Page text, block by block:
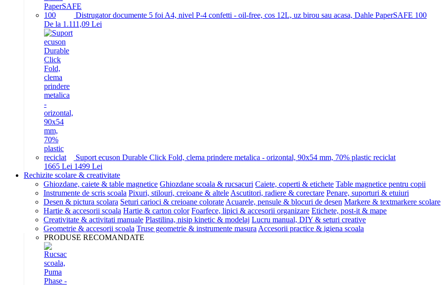
Distrugator documente 5 foi A4, nivel P-4 confetti - oil-free, cos 12L, uz birou sau acasa, Dahle PaperSAFE 100
De la 1.111,09 Lei
Suport ecuson Durable Click Fold, clema prindere metalica - orizontal, 90x54 mm, 70% plastic reciclat
1665 Lei 1499 Lei
Rechizite scolare & creativitate
Ghiozdane, caiete & table magnetice Ghiozdane scoala & rucsacuri Caiete, coperti & etichete Table magnetice pentru copii
Instrumente de scris scoala Pixuri, stilouri, creioane & altele Ascutitori, radiere & corectare Penare, suporturi & etuiuri
Desen & pictura scolara Seturi carioci & creioane colorate Acuarele, pensule & blocuri de desen Markere & textmarkere scolare
Hartie & accesorii scoala Hartie & carton color Foarfece, lipici & accesorii organizare Etichete, post-it & mape
Creativitate & activitati manuale Plastilina, nisip kinetic & modelaj Lucru manual, DIY & seturi creative
Geometrie & accesorii scoala Truse geometrie & instrumente masura Accesorii practice & igiena scoala
PRODUSE RECOMANDATE